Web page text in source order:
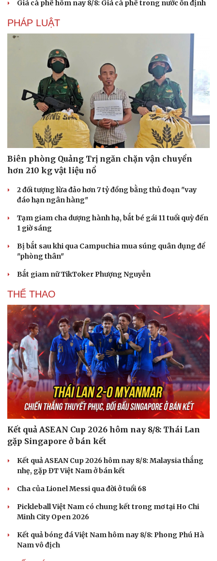
Du lịch
Tư vấn
Săn Tour
Podcast
Câu chuyện thời sự
Đọc truyện đêm khuya
Kể chuyện cho bé
Giá cà phê hôm nay 8/8: Giá cà phê trong nước ổn định
PHÁP LUẬT
Biên phòng Quảng Trị ngăn chặn vận chuyển
hơn 210 kg vật liệu nổ
2 đối tượng lừa đảo hơn 7 tỷ đồng bằng thủ đoạn "vay
đáo hạn ngân hàng"
Tạm giam cha dượng hành hạ, bắt bé gái 11 tuổi quỳ đến
1 giờ sáng
Bị bắt sau khi qua Campuchia mua súng quân dụng để
"phòng thân"
Bắt giam nữ TikToker Phượng Nguyễn
THỂ THAO
Kết quả ASEAN Cup 2026 hôm nay 8/8: Thái Lan
gặp Singapore ở bán kết
Kết quả ASEAN Cup 2026 hôm nay 8/8: Malaysia thắng
nhẹ, gặp ĐT Việt Nam ở bán kết
Cha của Lionel Messi qua đời ở tuổi 68
Pickleball Việt Nam có chung kết trong mơ tại Ho Chi
Minh City Open 2026
Kết quả bóng đá Việt Nam hôm nay 8/8: Phong Phú Hà
Nam vô địch